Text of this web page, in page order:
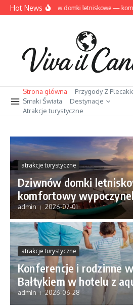
Przejdź do treści
Hot NewsDziwnów domki letniskowe —
Strona główna
Przygody Z
Smaki Świata
Destynacje
Atrakcje turystyczne
atrakcje turystyczne
Dziwnów domki
komfortowy
admin 2026-07-01
atrakcje turystyczne
Konferencje i rodzinne
Bałtykiem w hotelu z
admin 2026-06-28
atrakcje turystyczne